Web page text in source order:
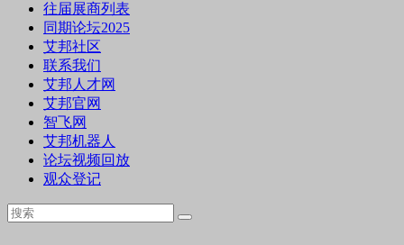
往届展商列表
同期论坛2025
艾邦社区
联系我们
艾邦人才网
艾邦官网
智飞网
艾邦机器人
论坛视频回放
观众登记